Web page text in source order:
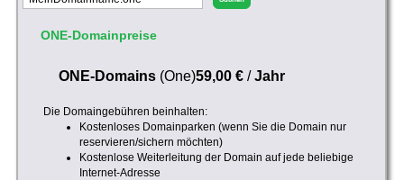
ONE-Domainpreise
ONE-Domains(One)59,00 €/Jahr
Die Domaingebühren beinhalten:
Kostenloses Domainparken (wenn Sie die Domain nur
reservieren/sichern möchten)
Kostenlose Weiterleitung der Domain auf jede beliebige
Internet-Adresse